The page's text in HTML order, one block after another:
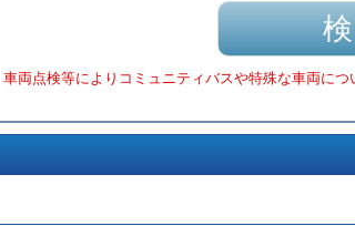
車両点検等によりコミュニティバスや特殊な車両に